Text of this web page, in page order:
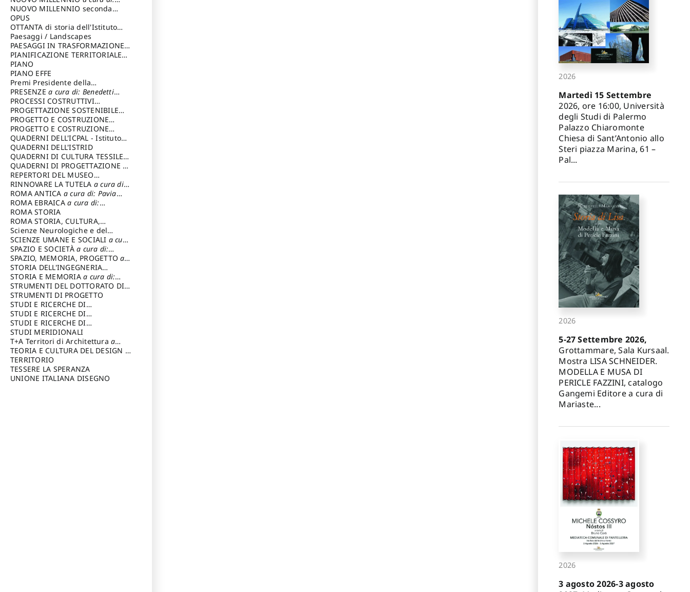
Capaldo Pellegrino
NUOVO MILLENNIO seconda
serie
Francesco
OPUS
OTTANTA di storia dell'Istituto
storia dell’Istitutoa cura di:
Cavalieri Patrizia
Paesaggi / Landscapes
PAESAGGI IN TRASFORMAZIONEa
cura di: Corti Enrico A.
PIANIFICAZIONE TERRITORIALE
URBANISTICA ED AMBIENTALE
cura di: Costa Enrico
PIANO
PIANO EFFE
Premi Presidente della
Repubblica
PRESENZEa cura di: Benedetti
Sandro
PROCESSI COSTRUTTIVI
DELL'ARCHITETTURAa cura di:
Ippoliti Alessandro
PROGETTAZIONE SOSTENIBILE
PARTECIPATA
PROGETTO E COSTRUZIONE
DELL’ARCHITETTURA
PROGETTO E COSTRUZIONE
SOSTENIBILE
QUADERNI DELL'ICPAL - Istituto
centrale per il restauro e la
conservazione del patrimonio
archivistico e librario
QUADERNI DELL'ISTRID
QUADERNI DI CULTURA TESSILEa
cura di: Crispolti Livia
QUADERNI DI PROGETTAZIONE a
cura di: Giura Longo Tommaso
REPERTORI DEL MUSEO
CENTRALE DEL RISORGIMENTOa
cura di: Pizzo Marco
RINNOVARE LA TUTELA a cura di:
Cicalò Enrico
ROMA ANTICA a cura di: Pavia
Carlo
ROMA EBRAICAa cura di:
Procaccia Claudio
ROMA STORIA
ROMA STORIA, CULTURA,
IMMAGINEa cura di: Fagiolo
Marcello
Scienze Neurologiche e del
Comportamento
SCIENZE UMANE E SOCIALI a cura
di: Iannizzi Salvatore
SPAZIO E SOCIETÀa cura di:
Cassetti Roberto
SPAZIO, MEMORIA, PROGETTOa
cura di: Rossi Massimo
STORIA DELL'INGEGNERIA
STRUTTURALE IN ITALIAa cura di:
Poretti Sergio
STORIA E MEMORIAa cura di:
Rossi Lauro
STRUMENTI DEL DOTTORATO DI
RICERCA IN RILIEVO E
RAPPRESENTAZIONE
DELL’ARCHITETTURA E
DELL’AMBIENTEa cura di: Migliari
Riccardo
STRUMENTI DI PROGETTO
STUDI E RICERCHE DI
ARCHEOLOGIA IN SICILIA
di: Pelagatti Paola
STUDI E RICERCHE DI
ARCHITETTURA del Dipartimento
di Architettura Università degli
Studi G. d' Annunzio
STUDI E RICERCHE DI
ARCHITETTURA del Dipartimento
di Architettura Università degli
Studi G. d' Annunzio, Chieti-
Pescaraa cura di: Fusero Paolo
STUDI MERIDIONALI
T+A Territori di Architetturaa
cura di: Ramazzotti Luigi
TEORIA E CULTURA DEL DESIGN a
cura di: Furlanis Giuseppe
TERRITORIO
TESSERE LA SPERANZA
UNIONE ITALIANA DISEGNO
2026
Martedì 15 Settembre
2026, ore 16:00, Università
degli Studi di Palermo
Palazzo Chiaromonte
Chiesa di Sant’Antonio allo
Steri piazza Marina, 61 –
Pal...
2026
5-27 Settembre 2026,
Grottammare, Sala Kursaal.
Mostra LISA SCHNEIDER.
MODELLA E MUSA DI
PERICLE FAZZINI, catalogo
Gangemi Editore a cura di
Mariaste...
2026
3 agosto 2026-3 agosto